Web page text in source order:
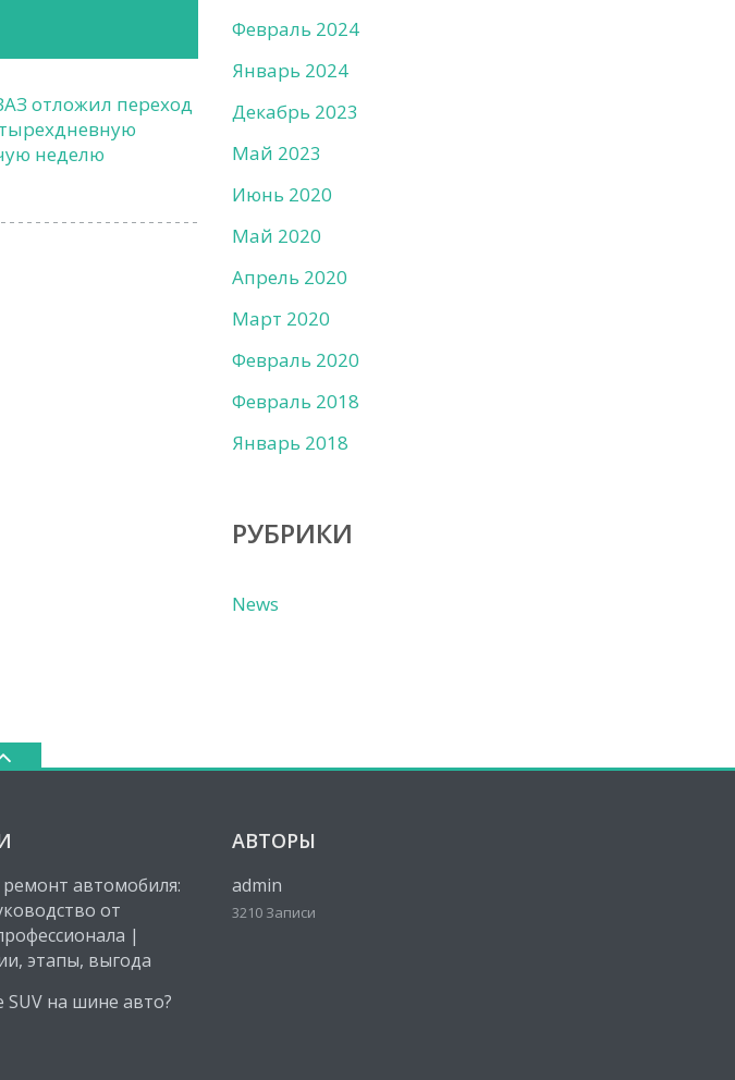
отложил переход
неделю
Февраль 2024
Январь 2024
Декабрь 2023
Май 2023
Июнь 2020
Май 2020
Апрель 2020
Март 2020
Февраль 2020
Февраль 2018
Январь 2018
РУБРИКИ
News
автомобиля:
от
|
этапы, выгода
SUV на шине авто?
АВТОРЫ
admin
3210 Записи